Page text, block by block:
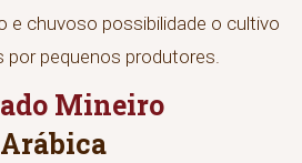
e chuvoso possibilidade o cultivo
por pequenos produtores.
Mineiro
Arábica